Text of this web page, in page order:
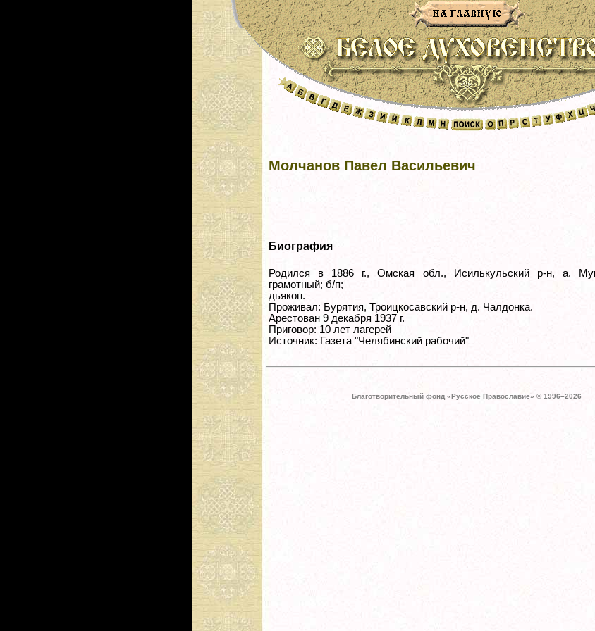
Молчанов Павел Васильевич
Биография
Родился в 1886 г., Омская обл., Исилькульский р-н, а.
грамотный; б/п;
дьякон.
Проживал: Бурятия, Троицкосавский р-н, д. Чалдонка.
Арестован 9 декабря 1937 г.
Приговор: 10 лет лагерей
Источник: Газета "Челябинский рабочий"
Благотворительный фонд «Русское Православие» © 1996–2026